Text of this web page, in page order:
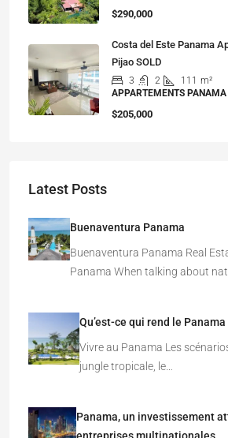
$290,000
Costa del Este Panama
Pijao SOLD
3 2 111 m²
APPARTEMENTS PANAMA
$205,000
Latest Posts
Buenaventura Panama
Buenaventura Panama Real
Panama When talking about
Qu’est-ce qui rend le
Vivre au Panama Les
jungle tropicale, le…
Panama, un investissement